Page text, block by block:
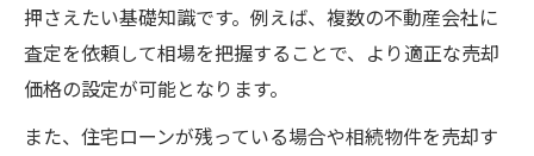
押さえたい基礎知識です。例えば、複数の不動産会社に
査定を依頼して相場を把握することで、より適正な売却
価格の設定が可能となります。
また、住宅ローンが残っている場合や相続物件を売却す